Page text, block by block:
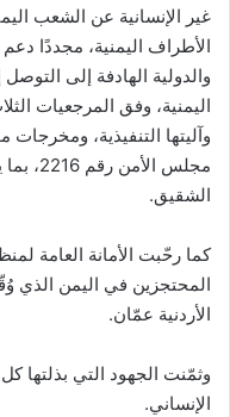
غير الإنسانية عن الشعب
الأطراف اليمنية، مجددًا
والدولية الهادفة إلى
اليمنية، وفق المرجعيات
وآليتها التنفيذية،
مجلس
الشقيق.
كما رحّبت الأمانة العامة
المحتجزين في اليمن الذي
الأردنية عمّان.
وثمّنت الجهود التي بذلتها
الإنساني.